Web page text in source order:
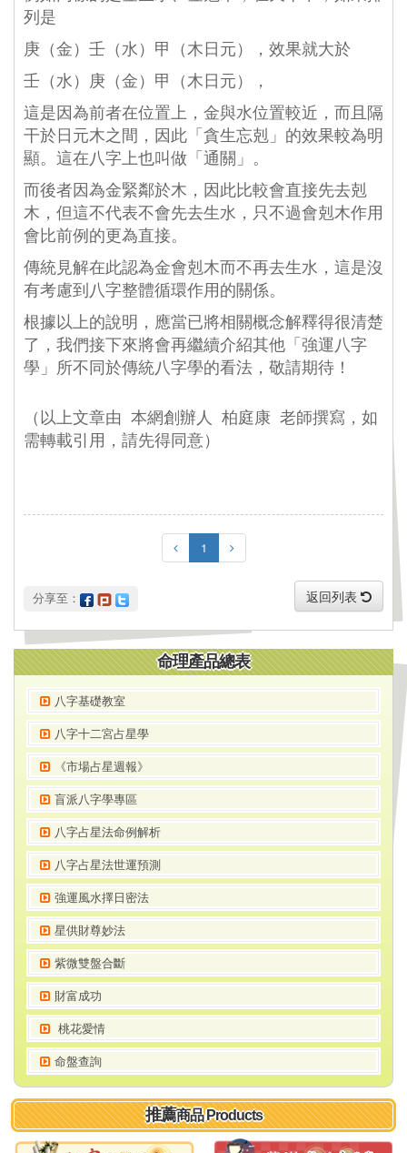
列是
庚（金）壬（水）甲（木日元），效果就大於
壬（水）庚（金）甲（木日元），
這是因為前者在位置上，金與水位置較近，而且隔
干於日元木之間，因此「貪生忘剋」的效果較為明
顯。這在八字上也叫做「通關」。
而後者因為金緊鄰於木，因此比較會直接先去剋
木，但這不代表不會先去生水，只不過會剋木作用
會比前例的更為直接。
傳統見解在此認為金會剋木而不再去生水，這是沒
有考慮到八字整體循環作用的關係。
根據以上的說明，應當已將相關概念解釋得很清楚
了，我們接下來將會再繼續介紹其他「強運八字
學」所不同於傳統八字學的看法，敬請期待！
（以上文章由 本網創辦人 柏庭康 老師撰寫，如
需轉載引用，請先得同意）
分享至：
1
返回列表
命理產品總表
八字基礎教室
八字十二宮占星學
《市場占星週報》
盲派八字學專區
八字占星法命例解析
八字占星法世運預測
強運風水擇日密法
星供財尊妙法
紫微雙盤合斷
財富成功
桃花愛情
命盤查詢
推薦商品 Products